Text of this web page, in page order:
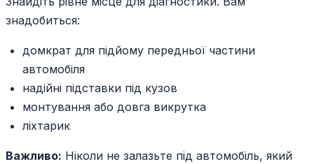
знадобиться:
домкрат для підйому передньої частини
автомобіля
надійні підставки під кузов
монтування або довга викрутка
ліхтарик
Важливо: Ніколи не залазьте під автомобіль, який